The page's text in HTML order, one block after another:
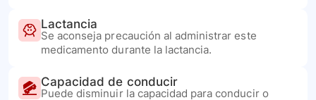
Lactancia
Se aconseja precaución al administrar este
medicamento durante la lactancia.
Capacidad de conducir
Puede disminuir la capacidad para conducir o